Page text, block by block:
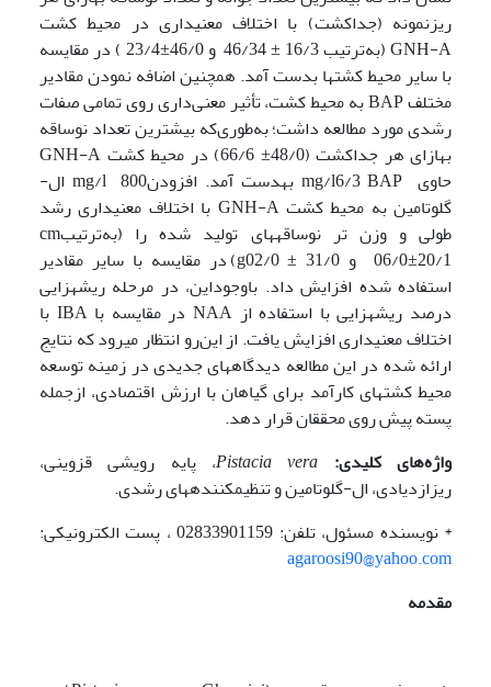
ریزنمونه (جداکشت) با اختلاف معنی­داری در محیط­ کشت
GNH-A (به‌ترتیب 16/3 ± 46/34 و 46/0±23/4 ) در مقایسه
با سایر محیط ­کشت­ها بدست آمد. همچنین اضافه نمودن مقادیر
مختلف BAP به محیط ­کشت، تأثیر معنی‌داری روی تمامی صفات
رشدی مورد مطالعه داشت؛ به‌طوری‌که بیشترین تعداد نوساقه
به­ازای هر جداکشت (48/0± 66/6) در محیط ­کشت GNH-A
حاوی mg/l6/3 BAP به­دست آمد. افزودنmg/l 800 ال-
گلوتامین به محیط­ کشت GNH-A با اختلاف معنی­داری رشد
طولی و وزن تر نوساقه­های تولید شده را (به‌ترتیبcm
06/0±20/1 و g02/0 ± 31/0) در مقایسه با سایر مقادیر
استفاده شده افزایش داد. باوجوداین، در مرحله ریشه­زایی
درصد ریشه­زایی با استفاده از NAA در مقایسه با IBA با
اختلاف معنی­داری افزایش یافت. از این‌رو انتظار می­رود که نتایج
ارائه شده در این مطالعه دیدگاه­های جدیدی در زمینه توسعه
محیط ­کشت­های کارآمد برای گیاهان با ارزش اقتصادی، ازجمله
پسته پیش روی محققان قرار دهد.
واژه‌های کلیدی: Pistacia vera، پایه ­رویشی قزوینی،
ریزازدیادی، ال-گلوتامین و تنظیم­کننده­های رشدی.
* نویسنده مسئول، تلفن: 02833901159 ، پست الکترونیکی:
agaroosi90@yahoo.com
مقدمه